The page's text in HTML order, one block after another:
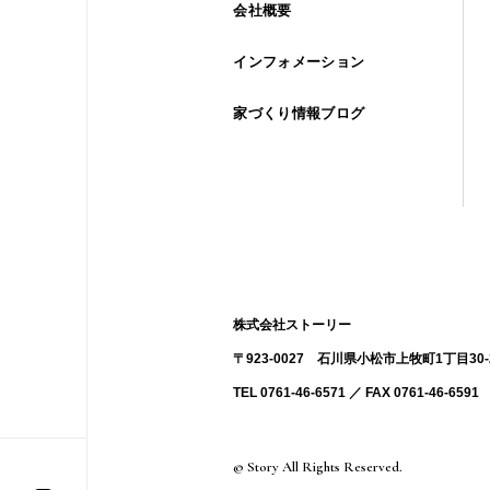
会社概要
インフォメーション
家づくり情報ブログ
株式会社ストーリー
〒923-0027 ⽯川県⼩松市上牧町1丁目
TEL 0761-46-6571 ／ FAX 0761-46-6591
© Story All Rights Reserved.